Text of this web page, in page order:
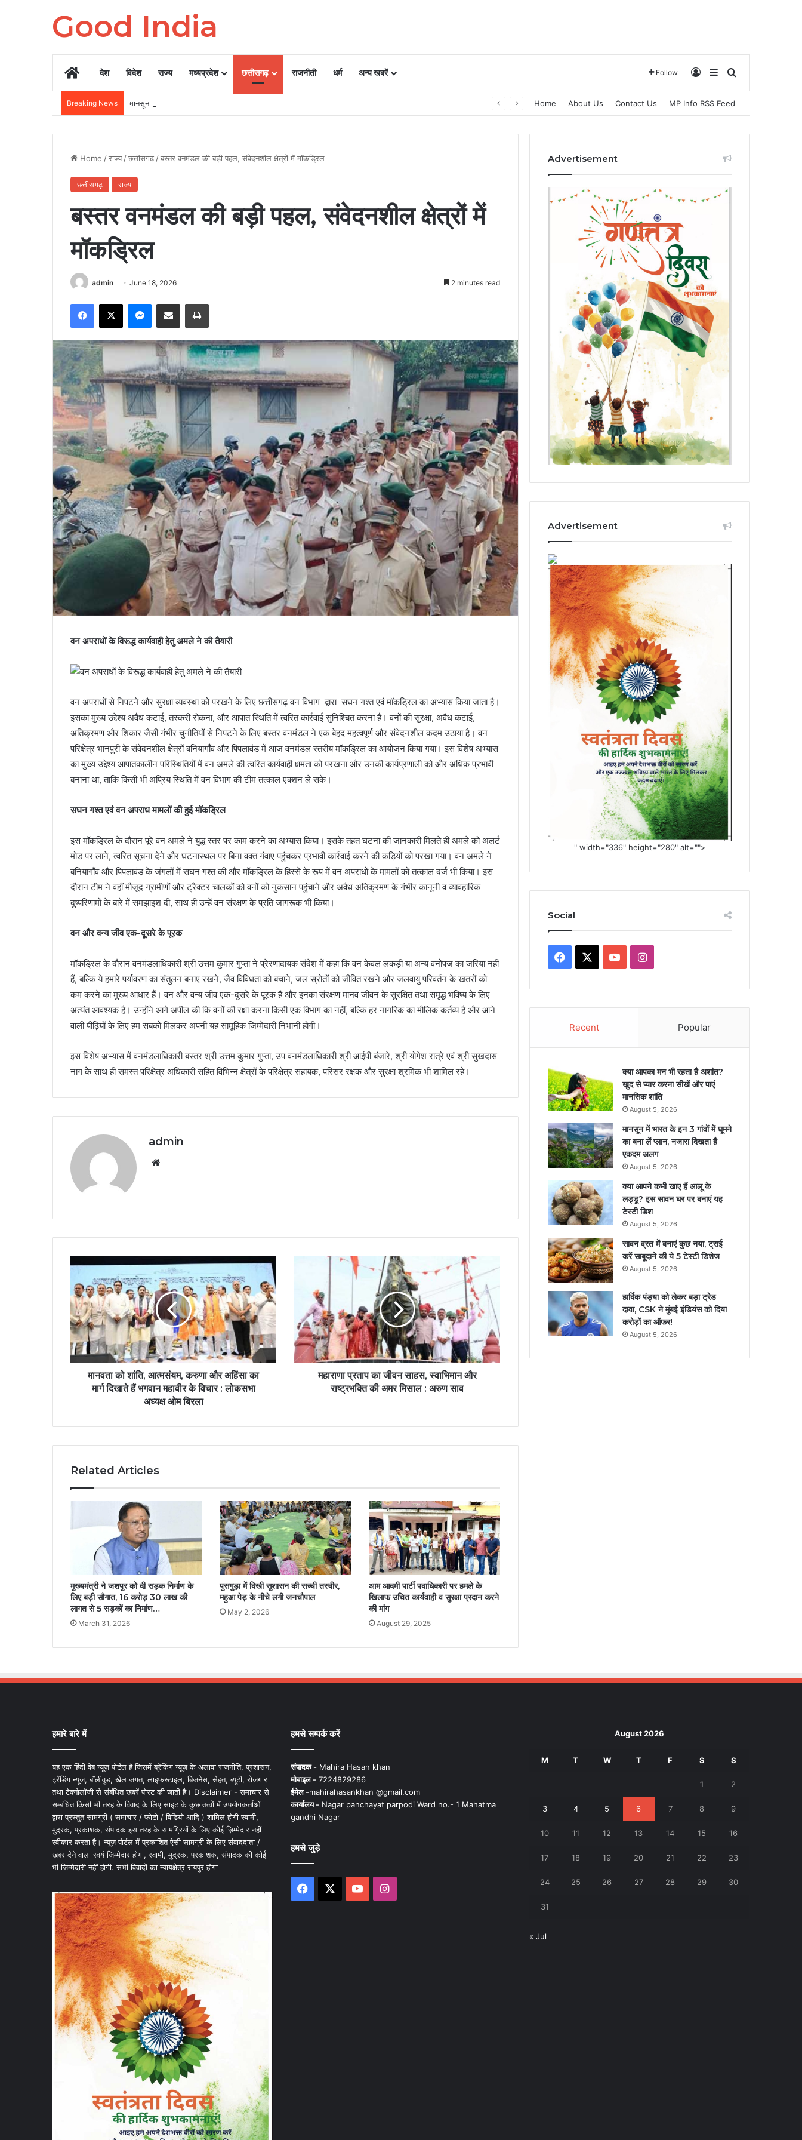
Good India
Homeदेश विदेश राज्य मध्यप्रदेश छत्तीसगढ़ राजनीती धर्म अन्य खबरें Follow Log InSidebarSearch for
Breaking News मानसून में भारत के इन 3 गांवों में घूमने का बना लें प्‍लान, नजारा द‍िखता है एकदम अलग Home About Us Contact Us MP Info RSS Feed
Home /राज्य /छत्तीसगढ़ /बस्तर वनमंडल की बड़ी पहल, संवेदनशील क्षेत्रों में मॉकड्रिल
छत्तीसगढ़ राज्य
बस्तर वनमंडल की बड़ी पहल, संवेदनशील क्षेत्रों में
मॉकड्रिल
admin June 18, 2026 2 minutes read
Facebook
X Messenger
Share via Email Print
वन अपराधों के विरूद्ध कार्यवाही हेतु अमले ने की तैयारी
वन अपराधों से निपटने और सुरक्षा व्यवस्था को परखने के लिए छत्तीसगढ़ वन विभाग द्वारा सघन गश्त एवं मॉकड्रिल का अभ्यास किया जाता है।
इसका मुख्य उद्देश्य अवैध कटाई, तस्करी रोकना, और आपात स्थिति में त्वरित कार्रवाई सुनिश्चित करना है। वनों की सुरक्षा, अवैध कटाई,
अतिक्रमण और शिकार जैसी गंभीर चुनौतियों से निपटने के लिए बस्तर वनमंडल ने एक बेहद महत्वपूर्ण और संवेदनशील कदम उठाया है। वन
परिक्षेत्र भानपुरी के संवेदनशील क्षेत्रों बनियागाँव और पिपलावंड में आज वनमंडल स्तरीय मॉकड्रिल का आयोजन किया गया। इस विशेष अभ्यास
का मुख्य उद्देश्य आपातकालीन परिस्थितियों में वन अमले की त्वरित कार्यवाही क्षमता को परखना और उनकी कार्यप्रणाली को और अधिक प्रभावी
बनाना था, ताकि किसी भी अप्रिय स्थिति में वन विभाग की टीम तत्काल एक्शन ले सके।
सघन गश्त एवं वन अपराध मामलों की हुई मॉकड्रिल
इस मॉकड्रिल के दौरान पूरे वन अमले ने युद्ध स्तर पर काम करने का अभ्यास किया। इसके तहत घटना की जानकारी मिलते ही अमले को अलर्ट
मोड पर लाने, त्वरित सूचना देने और घटनास्थल पर बिना वक्त गंवाए पहुंचकर प्रभावी कार्रवाई करने की कड़ियों को परखा गया। वन अमले ने
बनियागाँव और पिपलावंड के जंगलों में सघन गश्त की और मॉकड्रिल के हिस्से के रूप में वन अपराधों के मामलों को तत्काल दर्ज भी किया। इस
दौरान टीम ने वहाँ मौजूद ग्रामीणों और ट्रैक्टर चालकों को वनों को नुकसान पहुंचाने और अवैध अतिक्रमण के गंभीर कानूनी व व्यावहारिक
दुष्परिणामों के बारे में समझाइश दी, साथ ही उन्हें वन संरक्षण के प्रति जागरूक भी किया।
वन और वन्य जीव एक-दूसरे के पूरक
मॉकड्रिल के दौरान वनमंडलाधिकारी श्री उत्तम कुमार गुप्ता ने प्रेरणादायक संदेश में कहा कि वन केवल लकड़ी या अन्य वनोपज का जरिया नहीं
हैं, बल्कि ये हमारे पर्यावरण का संतुलन बनाए रखने, जैव विविधता को बचाने, जल स्रोतों को जीवित रखने और जलवायु परिवर्तन के खतरों को
कम करने का मुख्य आधार हैं। वन और वन्य जीव एक-दूसरे के पूरक हैं और इनका संरक्षण मानव जीवन के सुरक्षित तथा समृद्ध भविष्य के लिए
अत्यंत आवश्यक है। उन्होंने आगे अपील की कि वनों की रक्षा करना किसी एक विभाग का नहीं, बल्कि हर नागरिक का मौलिक कर्तव्य है और आने
वाली पीढ़ियों के लिए हम सबको मिलकर अपनी यह सामूहिक जिम्मेदारी निभानी होगी।
इस विशेष अभ्यास में वनमंडलाधिकारी बस्तर श्री उत्तम कुमार गुप्ता, उप वनमंडलाधिकारी श्री आईपी बंजारे, श्री योगेश रात्रे एवं श्री सुखदास
नाग केे साथ ही समस्त परिक्षेत्र अधिकारी सहित विभिन्न क्षेत्रों के परिक्षेत्र सहायक, परिसर रक्षक और सुरक्षा श्रमिक भी शामिल रहे।
admin
मानवता को शांति, आत्मसंयम, करुणा और अहिंसा का
मार्ग दिखाते हैं भगवान महावीर के विचार : लोकसभा
अध्यक्ष ओम बिरला
महाराणा प्रताप का जीवन साहस, स्वाभिमान और
राष्ट्रभक्ति की अमर मिसाल : अरुण साव
Related Articles
मुख्यमंत्री ने जशपुर को दी सड़क निर्माण के
लिए बड़ी सौगात, 16 करोड़ 30 लाख की
लागत से 5 सड़कों का निर्माण…
March 31, 2026
पुसगुड़ा में दिखी सुशासन की सच्ची तस्वीर,
महुआ पेड़ के नीचे लगी जनचौपाल
May 2, 2026
आम आदमी पार्टी पदाधिकारी पर हमले के
खिलाफ उचित कार्यवाही व सुरक्षा प्रदान करने
की मांग
August 29, 2025
Advertisement
Advertisement
" width="336" height="280" alt="">
Social
Facebook YouTubeInstagram
Recent Popular
क्या आपका मन भी रहता है अशांत?
खुद से प्यार करना सीखें और पाएं
मानसिक शांति
August 5, 2026
मानसून में भारत के इन 3 गांवों में घूमने
का बना लें प्‍लान, नजारा द‍िखता है
एकदम अलग
August 5, 2026
क्या आपने कभी खाए हैं आलू के
लड्डू? इस सावन घर पर बनाएं यह
टेस्टी डिश
August 5, 2026
सावन व्रत में बनाएं कुछ नया, ट्राई
करें साबूदाने की ये 5 टेस्टी डिशेज
August 5, 2026
हार्दिक पंड्या को लेकर बड़ा ट्रेड
दावा, CSK ने मुंबई इंडियंस को दिया
करोड़ों का ऑफर!
August 5, 2026
हमारे बारे में
यह एक हिंदी वेब न्यूज़ पोर्टल है जिसमें ब्रेकिंग न्यूज़ के अलावा राजनीति, प्रशासन,
ट्रेंडिंग न्यूज, बॉलीवुड, खेल जगत, लाइफस्टाइल, बिजनेस, सेहत, ब्यूटी, रोजगार
तथा टेक्नोलॉजी से संबंधित खबरें पोस्ट की जाती है। Disclaimer - समाचार से
सम्बंधित किसी भी तरह के विवाद के लिए साइट के कुछ तत्वों में उपयोगकर्ताओं
द्वारा प्रस्तुत सामग्री ( समाचार / फोटो / विडियो आदि ) शामिल होगी स्वामी,
मुद्रक, प्रकाशक, संपादक इस तरह के सामग्रियों के लिए कोई ज़िम्मेदार नहीं
स्वीकार करता है। न्यूज़ पोर्टल में प्रकाशित ऐसी सामग्री के लिए संवाददाता /
खबर देने वाला स्वयं जिम्मेदार होगा, स्वामी, मुद्रक, प्रकाशक, संपादक की कोई
भी जिम्मेदारी नहीं होगी. सभी विवादों का न्यायक्षेत्र रायपुर होगा
हमसे सम्पर्क करें
संपादक -Mahira Hasan khan
मोबाइल -7224829286
ईमेल -mahirahasankhan @gmail.com
कार्यालय -Nagar panchayat parpodi Ward no.- 1 Mahatma
gandhi Nagar
हमसे जुड़े
Facebook YouTubeInstagram
August 2026
M T W T F S S
1 2
3 4 5 6 7 8 9
10 11 12 13 14 15 16
17 18 19 20 21 22 23
24 25 26 27 28 29 30
31
« Jul